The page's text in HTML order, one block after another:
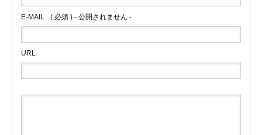
E-MAIL ( 必須 ) - 公開されません -
URL